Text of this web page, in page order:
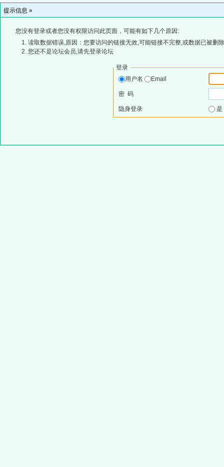
提示信息 »
您没有登录或者您没有权限访问此页面，可能有如下几个原因:
读取数据错误,原因：您要访问的链接无效,可能链接不完整,或数据已被删
您还不是论坛会员,请先登录论坛
登录
用户名
Email
密 码
隐身登录